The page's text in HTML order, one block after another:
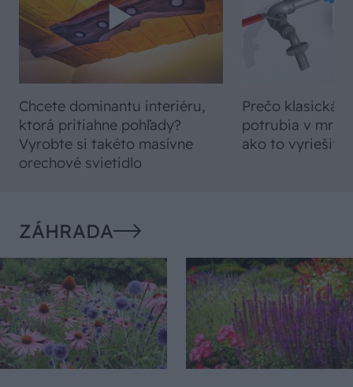
Chcete dominantu interiéru,
ktorá pritiahne pohľady?
Vyrobte si takéto masívne
orechové svietidlo
Prečo klasická
potrubia v
ako to vyriešiť
ZÁHRADA